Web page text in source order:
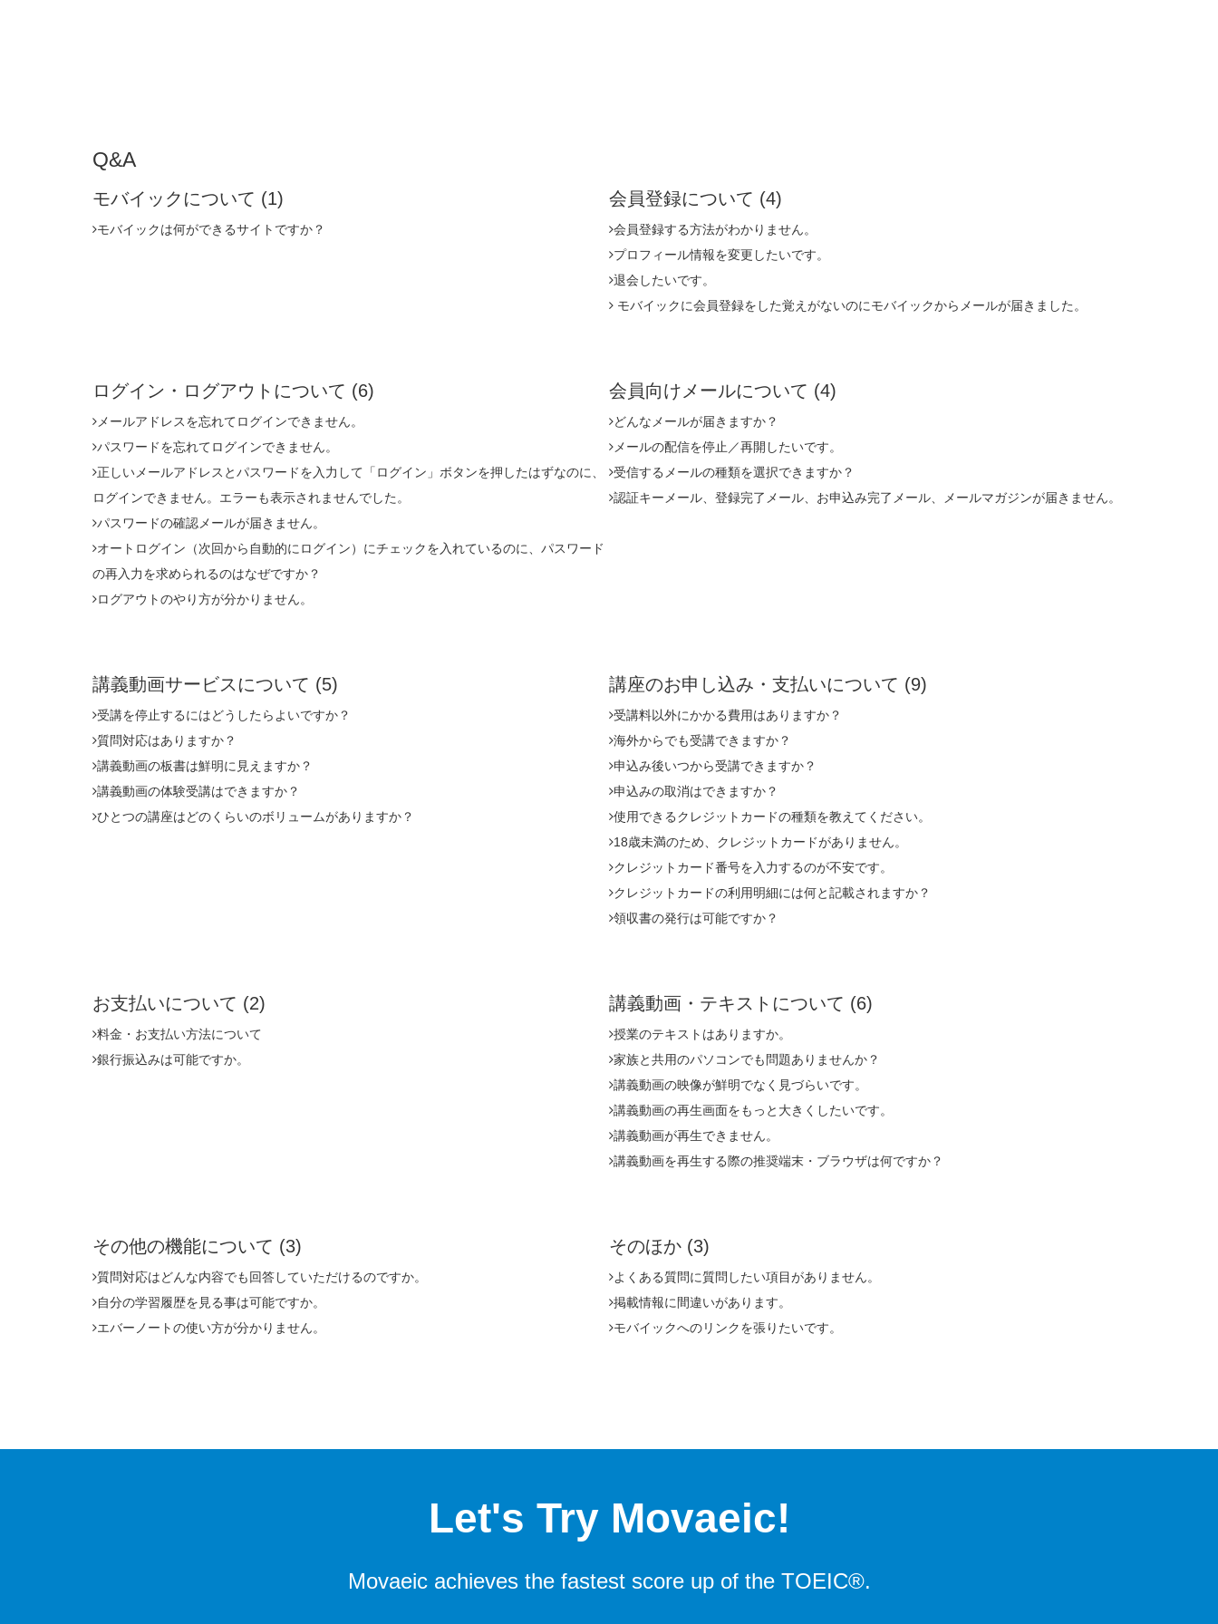
Q&A
モバイックについて (1)
モバイックは何ができるサイトですか？
会員登録について (4)
会員登録する方法がわかりません。
プロフィール情報を変更したいです。
退会したいです。
モバイックに会員登録をした覚えがないのにモバイックからメールが届きました。
ログイン・ログアウトについて (6)
メールアドレスを忘れてログインできません。
パスワードを忘れてログインできません。
正しいメールアドレスとパスワードを入力して「ログイン」ボタンを押したはずなのに、
ログインできません。エラーも表示されませんでした。
パスワードの確認メールが届きません。
オートログイン（次回から自動的にログイン）にチェックを入れているのに、パスワード
の再入力を求められるのはなぜですか？
ログアウトのやり方が分かりません。
会員向けメールについて (4)
どんなメールが届きますか？
メールの配信を停止／再開したいです。
受信するメールの種類を選択できますか？
認証キーメール、登録完了メール、お申込み完了メール、メールマガジンが届きません。
講義動画サービスについて (5)
受講を停止するにはどうしたらよいですか？
質問対応はありますか？
講義動画の板書は鮮明に見えますか？
講義動画の体験受講はできますか？
ひとつの講座はどのくらいのボリュームがありますか？
講座のお申し込み・支払いについて (9)
受講料以外にかかる費用はありますか？
海外からでも受講できますか？
申込み後いつから受講できますか？
申込みの取消はできますか？
使用できるクレジットカードの種類を教えてください。
18歳未満のため、クレジットカードがありません。
クレジットカード番号を入力するのが不安です。
クレジットカードの利用明細には何と記載されますか？
領収書の発行は可能ですか？
お支払いについて (2)
料金・お支払い方法について
銀行振込みは可能ですか。
講義動画・テキストについて (6)
授業のテキストはありますか。
家族と共用のパソコンでも問題ありませんか？
講義動画の映像が鮮明でなく見づらいです。
講義動画の再生画面をもっと大きくしたいです。
講義動画が再生できません。
講義動画を再生する際の推奨端末・ブラウザは何ですか？
その他の機能について (3)
質問対応はどんな内容でも回答していただけるのですか。
自分の学習履歴を見る事は可能ですか。
エバーノートの使い方が分かりません。
そのほか (3)
よくある質問に質問したい項目がありません。
掲載情報に間違いがあります。
モバイックへのリンクを張りたいです。
Let's Try Movaeic!
Movaeic achieves the fastest score up of the TOEIC®︎.